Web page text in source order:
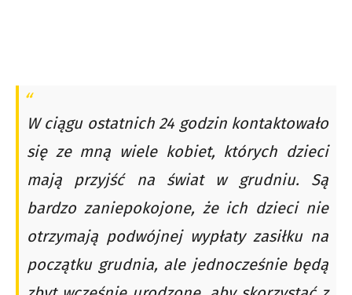
W ciągu ostatnich 24 godzin kontaktowało
się ze mną wiele kobiet, których dzieci
mają przyjść na świat w grudniu. Są
bardzo zaniepokojone, że ich dzieci nie
otrzymają podwójnej wypłaty zasiłku na
początku grudnia, ale jednocześnie będą